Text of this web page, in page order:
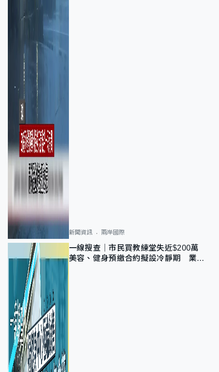
新聞資訊 兩岸國際
一線搜查｜市民買教練堂失近$200萬
美容、健身預繳合約擬設冷靜期 業界